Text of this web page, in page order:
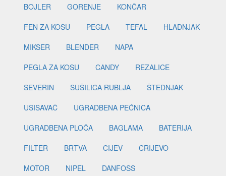
BOJLER
GORENJE
KONČAR
FEN ZA KOSU
PEGLA TEFAL
HLADNJAK
MIKSER
BLENDER
NAPA
PEGLA ZA KOSU
CANDY
REZALICE
SEVERIN
SUŠILICA RUBLJA
ŠTEDNJAK
USISAVAČ
UGRADBENA PEĆNICA
UGRADBENA PLOČA
BAGLAMA
BATERIJA
FILTER
BRTVA CIJEV
CRIJEVO
MOTOR
NIPEL
DANFOSS